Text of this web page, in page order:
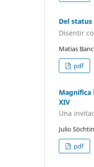
Del
Disentir
Matias
pdf
Magnifica
XIV
Una
Julio
pdf